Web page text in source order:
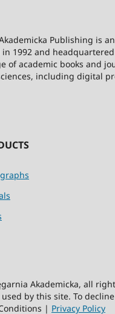
Publishing is
1992 and
of academic books and
including digital
Akademicka, all
used by this site. To
| Privacy Policy